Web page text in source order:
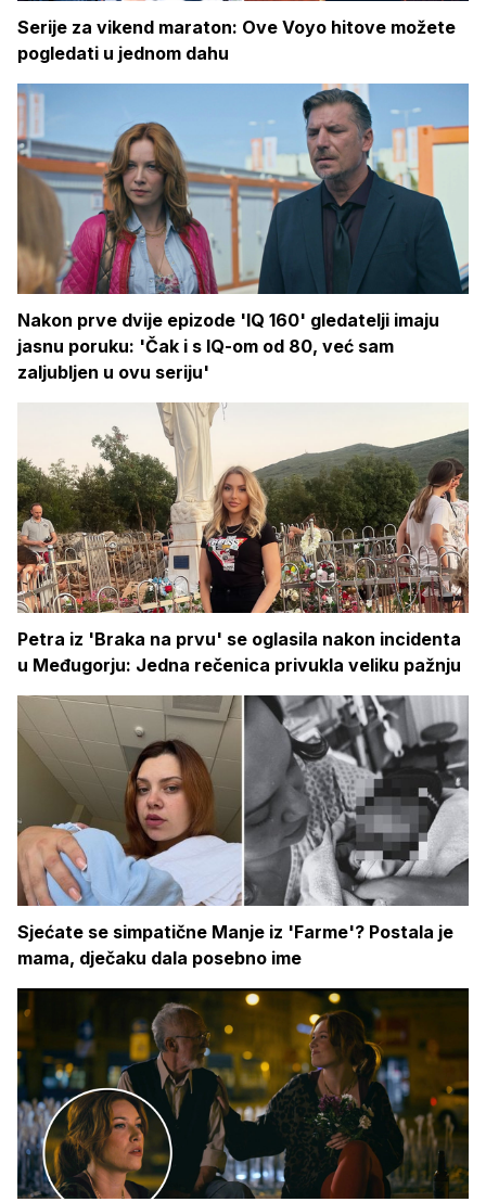
Serije za vikend maraton: Ove Voyo hitove možete
pogledati u jednom dahu
Nakon prve dvije epizode 'IQ 160' gledatelji imaju
jasnu poruku: 'Čak i s IQ-om od 80, već sam
zaljubljen u ovu seriju'
Petra iz 'Braka na prvu' se oglasila nakon incidenta
u Međugorju: Jedna rečenica privukla veliku pažnju
Sjećate se simpatične Manje iz 'Farme'? Postala je
mama, dječaku dala posebno ime